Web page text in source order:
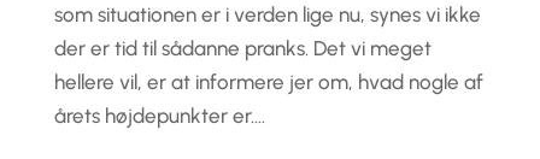
som situationen er i verden lige nu, synes vi ikke
der er tid til sådanne pranks. Det vi meget
hellere vil, er at informere jer om, hvad nogle af
årets højdepunkter er....